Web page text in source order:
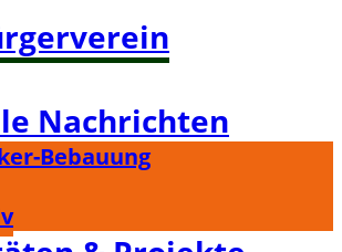
Nachrichten
Bebauung